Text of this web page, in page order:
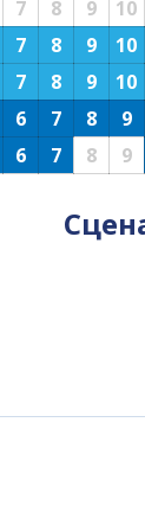
7 8 9 10
7 8 9 10
7 8 9 10
6 7 8 9
6 7 8 9